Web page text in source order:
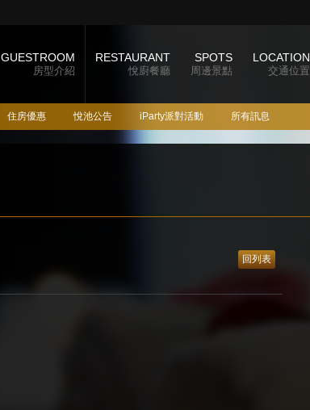
住房優惠 悅池公告 iParty派對活動 所有訊息
GUESTROOM
房型介紹
RESTAURANT
悅廚餐廳
SPOTS
周邊景點
LOCATION
交通位置
回列表